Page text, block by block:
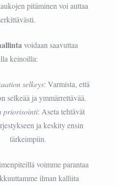
pitäminen voi auttaa
voidaan saavuttaa
keinoilla:
selkeys: Varmista, että
selkeää ja ymmärrettävää.
priorisointi: Aseta tehtävät
ja keskity ensin
tärkeimpiin.
voimme parantaa
ilman kalliita